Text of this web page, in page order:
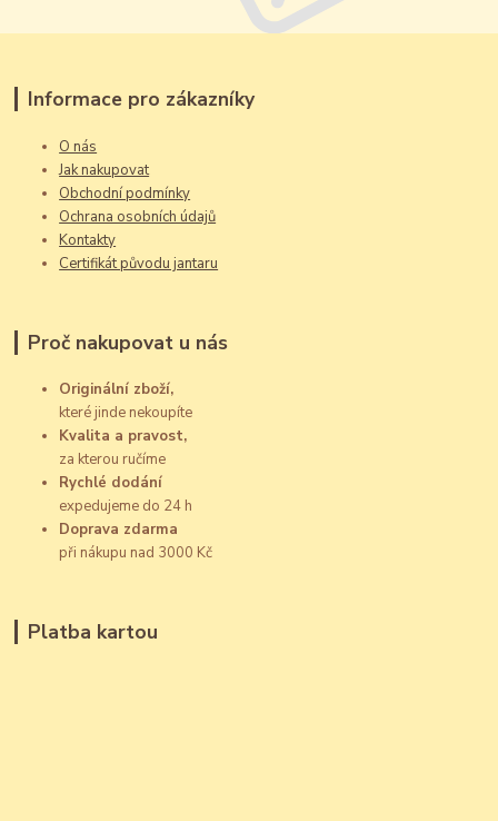
Informace pro zákazníky
O nás
Jak nakupovat
Obchodní podmínky
Ochrana osobních údajů
Kontakty
Certifikát původu jantaru
Proč nakupovat u nás
Originální zboží,
které jinde nekoupíte
Kvalita a pravost,
za kterou ručíme
Rychlé dodání
expedujeme do 24 h
Doprava zdarma
při nákupu nad 3000 Kč
Platba kartou